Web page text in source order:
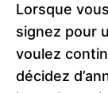
Lorsque
signez pour
voulez
décidez